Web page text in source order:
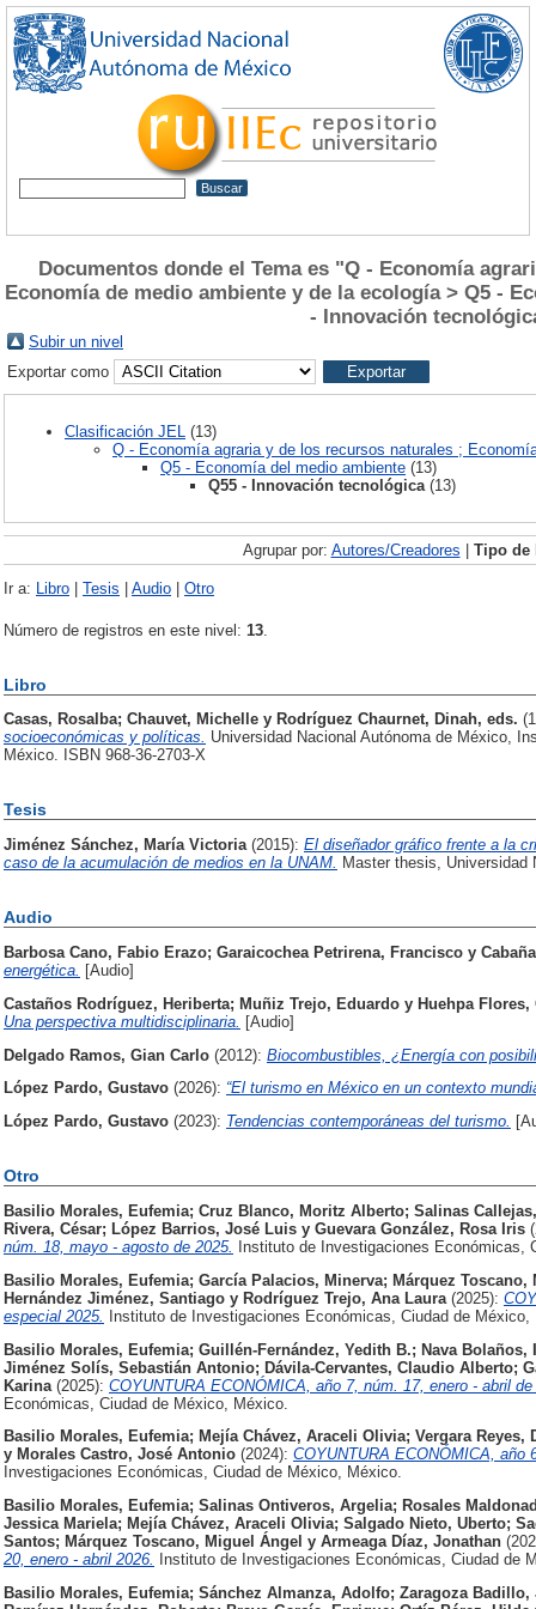
Documentos donde el Tema es "Q - Economía
Economía de medio ambiente y de la ecología > Q5 -
- Innovación
Subir un nivel
Exportar como
Clasificación JEL
(13)
Q - Economía agraria y de los recursos naturales ;
Q5 - Economía del medio ambiente (13)
Q55 - Innovación tecnológica (13)
Agrupar por: Autores/Creadores | Tipo de
Ir a: Libro | Tesis | Audio | Otro
Número de registros en este nivel: 13
Libro
Casas, Rosalba; Chauvet, Michelle y Rodríguez Chaurnet, Dinah, eds.
socioeconómicas y políticas. Universidad Nacional Autónoma de México,
México. ISBN 968-36-2703-X
Tesis
Jiménez Sánchez, María Victoria (2015): El diseñador gráfico frente a la
caso de la acumulación de medios en la UNAM. Master thesis, Universidad
Audio
Barbosa Cano, Fabio Erazo; Garaicochea Petrirena, Francisco y
energética.
[Audio]
Castaños Rodríguez, Heriberta; Muñiz Trejo, Eduardo y Huehpa Flores,
Una perspectiva multidisciplinaria.
[Audio]
Delgado Ramos, Gian Carlo (2012): Biocombustibles, ¿Energía con
López Pardo, Gustavo (2026): “El turismo en México en un contexto
López Pardo, Gustavo (2023): Tendencias contemporáneas del turismo.
Otro
Basilio Morales, Eufemia; Cruz Blanco, Moritz Alberto; Salinas
Rivera, César; López Barrios, José Luis y Guevara González, Rosa Iris
núm. 18, mayo - agosto de 2025.
Instituto de Investigaciones Económicas,
Basilio Morales, Eufemia; García Palacios, Minerva; Márquez Toscano,
Hernández Jiménez, Santiago y Rodríguez Trejo, Ana Laura (2025):
especial 2025.
Instituto de Investigaciones Económicas, Ciudad de México,
Basilio Morales, Eufemia; Guillén-Fernández, Yedith B.; Nava Bolaños,
Jiménez Solís, Sebastián Antonio; Dávila-Cervantes, Claudio Alberto;
Karina (2025): COYUNTURA ECONÓMICA, año 7, núm. 17, enero - abril de
Económicas, Ciudad de México, México.
Basilio Morales, Eufemia; Mejía Chávez, Araceli Olivia; Vergara Reyes,
y Morales Castro, José Antonio (2024): COYUNTURA ECONÓMICA, año
Investigaciones Económicas, Ciudad de México, México.
Basilio Morales, Eufemia; Salinas Ontiveros, Argelia; Rosales
Jessica Mariela; Mejía Chávez, Araceli Olivia; Salgado Nieto, Uberto;
Santos; Márquez Toscano, Miguel Ángel y Armeaga Díaz, Jonathan
20, enero - abril 2026.
Instituto de Investigaciones Económicas, Ciudad de
Basilio Morales, Eufemia; Sánchez Almanza, Adolfo; Zaragoza Badillo,